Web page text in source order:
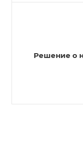
Решение о